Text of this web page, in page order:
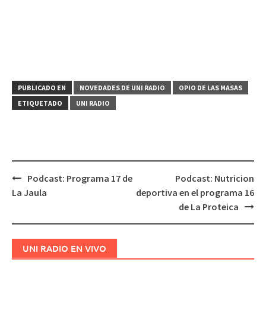
PUBLICADO EN NOVEDADES DE UNI RADIO
OPIO DE LAS MASAS
ETIQUETADO
UNI RADIO
Navegación
Podcast: Programa 17 de
La Jaula
Podcast: Nutricion
deportiva en el programa 16
de La Proteica
UNI RADIO EN VIVO